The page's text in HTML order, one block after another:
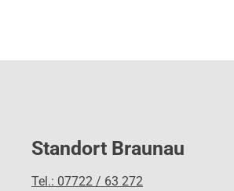
Standort Braunau
Tel.: 07722 / 63 272